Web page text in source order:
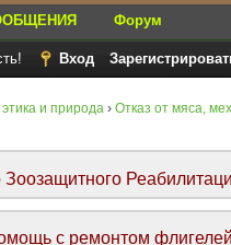
Форум
Вход
этика и природа›Отказ от мяса,
с ремонтом